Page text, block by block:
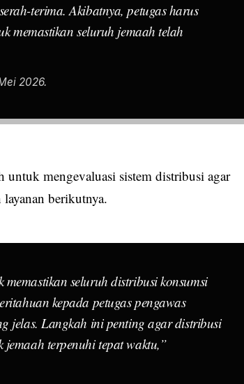
terima. Akibatnya, petugas harus
memastikan seluruh jemaah telah
2026.
mengevaluasi sistem distribusi agar
berikutnya.
seluruh distribusi konsumsi
kepada petugas pengawas
jelas. Langkah ini penting agar distribusi
terpenuhi tepat waktu,”